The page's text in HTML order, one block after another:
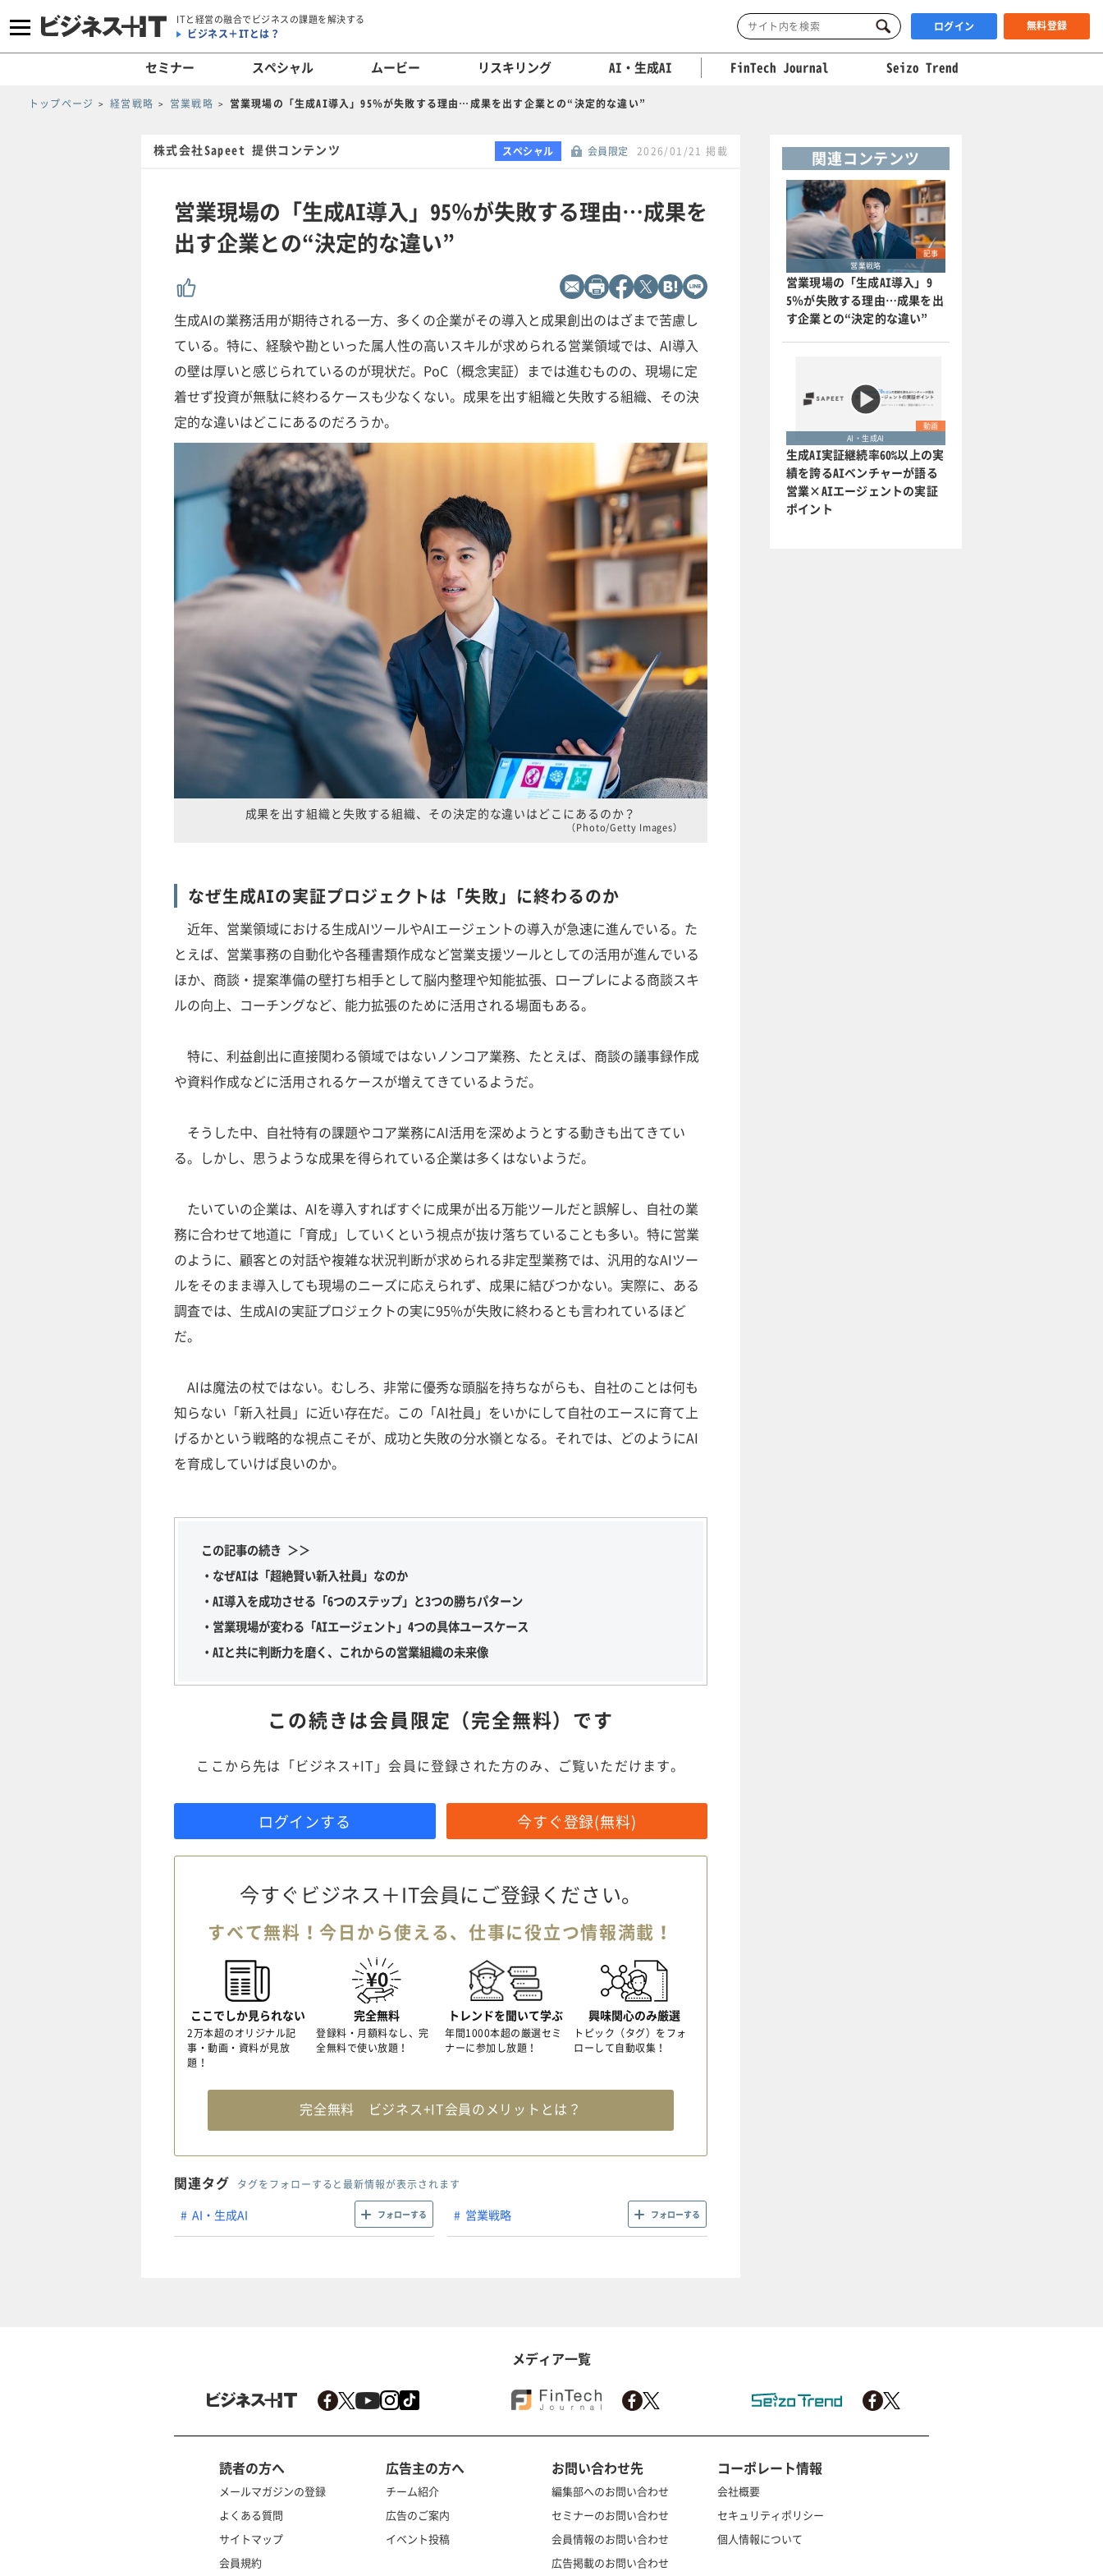
ITと経営の融合でビジネスの課題を解決する
ビジネス＋ITとは？ ログイン 無料登録
セミナー スペシャル ムービー リスキリング AI・生成AI FinTech Journal Seizo Trend
トップページ 経営戦略 営業戦略 営業現場の「生成AI導入」95％が失敗する理由…成果を出す企業との“決定的な違い”
株式会社Sapeet 提供コンテンツ スペシャル 会員限定 2026/01/21 掲載
営業現場の「生成AI導入」95％が失敗する理由…成果を
出す企業との“決定的な違い”
生成AIの業務活用が期待される一方、多くの企業がその導入と成果創出のはざまで苦慮し
ている。特に、経験や勘といった属人性の高いスキルが求められる営業領域では、AI導入
の壁は厚いと感じられているのが現状だ。PoC（概念実証）までは進むものの、現場に定
着せず投資が無駄に終わるケースも少なくない。成果を出す組織と失敗する組織、その決
定的な違いはどこにあるのだろうか。
成果を出す組織と失敗する組織、その決定的な違いはどこにあるのか？
（Photo/Getty Images）
なぜ生成AIの実証プロジェクトは「失敗」に終わるのか
近年、営業領域における生成AIツールやAIエージェントの導入が急速に進んでいる。た
とえば、営業事務の自動化や各種書類作成など営業支援ツールとしての活用が進んでいる
ほか、商談・提案準備の壁打ち相手として脳内整理や知能拡張、ロープレによる商談スキ
ルの向上、コーチングなど、能力拡張のために活用される場面もある。
特に、利益創出に直接関わる領域ではないノンコア業務、たとえば、商談の議事録作成
や資料作成などに活用されるケースが増えてきているようだ。
そうした中、自社特有の課題やコア業務にAI活用を深めようとする動きも出てきてい
る。しかし、思うような成果を得られている企業は多くはないようだ。
たいていの企業は、AIを導入すればすぐに成果が出る万能ツールだと誤解し、自社の業
務に合わせて地道に「育成」していくという視点が抜け落ちていることも多い。特に営業
のように、顧客との対話や複雑な状況判断が求められる非定型業務では、汎用的なAIツー
ルをそのまま導入しても現場のニーズに応えられず、成果に結びつかない。実際に、ある
調査では、生成AIの実証プロジェクトの実に95%が失敗に終わるとも言われているほど
だ。
AIは魔法の杖ではない。むしろ、非常に優秀な頭脳を持ちながらも、自社のことは何も
知らない「新入社員」に近い存在だ。この「AI社員」をいかにして自社のエースに育て上
げるかという戦略的な視点こそが、成功と失敗の分水嶺となる。それでは、どのようにAI
を育成していけば良いのか。
この記事の続き ＞＞
・なぜAIは「超絶賢い新入社員」なのか
・AI導入を成功させる「6つのステップ」と3つの勝ちパターン
・営業現場が変わる「AIエージェント」4つの具体ユースケース
・AIと共に判断力を磨く、これからの営業組織の未来像
この続きは会員限定（完全無料）です
ここから先は「ビジネス+IT」会員に登録された方のみ、ご覧いただけます。
ログインする 今すぐ登録(無料)
今すぐビジネス＋IT会員にご登録ください。
すべて無料！今日から使える、仕事に役立つ情報満載！
ここでしか見られない
2万本超のオリジナル記
事・動画・資料が見放
題！
完全無料
登録料・月額料なし、完
全無料で使い放題！
トレンドを聞いて学ぶ
年間1000本超の厳選セミ
ナーに参加し放題！
興味関心のみ厳選
トピック（タグ）をフォ
ローして自動収集！
完全無料 ビジネス+IT会員のメリットとは？
関連タグ タグをフォローすると最新情報が表示されます
AI・生成AI フォローする 営業戦略 フォローする
関連コンテンツ
記事
営業戦略
営業現場の「生成AI導入」9
5％が失敗する理由…成果を出
す企業との“決定的な違い”
動画
AI・生成AI
生成AI実証継続率60%以上の実
績を誇るAIベンチャーが語る
営業×AIエージェントの実証
ポイント
メディア一覧
読者の方へ
メールマガジンの登録
よくある質問
サイトマップ
会員規約
広告主の方へ
チーム紹介
広告のご案内
イベント投稿
お問い合わせ先
編集部へのお問い合わせ
セミナーのお問い合わせ
会員情報のお問い合わせ
広告掲載のお問い合わせ
コーポレート情報
会社概要
セキュリティポリシー
個人情報について